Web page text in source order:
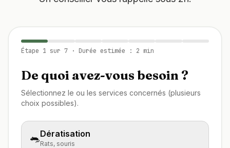
Étape 1 sur 7 · Durée estimée : 2 min
De quoi avez-vous besoin ?
Sélectionnez le ou les services concernés (plusieurs
choix possibles).
🐀Dératisation
Rats, souris